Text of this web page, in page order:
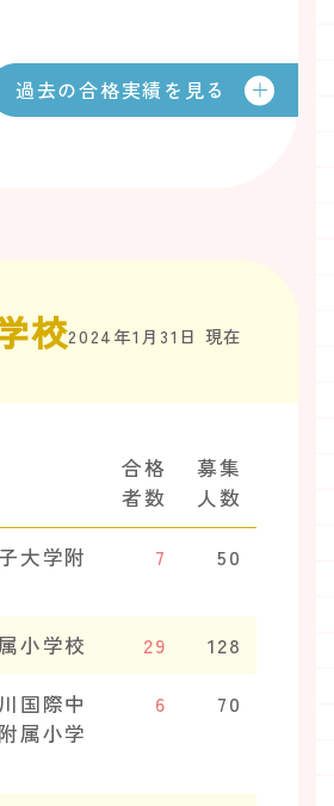
過去の合格実績を見る
校2024年1月31日 現在
合格
者数
募集
人数
大学附
7 50
小学校 29 128
国際中
属小学
6 70